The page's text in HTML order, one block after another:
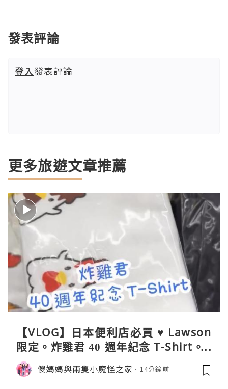
發表評論
登入發表評論
更多旅遊文章推薦
【VLOG】日本便利店必買 ♥ Lawson
限定。炸雞君 40 週年紀念 T-Shirt。C
oleman 聯乘晴雨兩用自動開合折疊
傘。與 Calbee / 湖池屋共同開發製作
儍媽媽與兩隻小魔怪之家 14分鐘前